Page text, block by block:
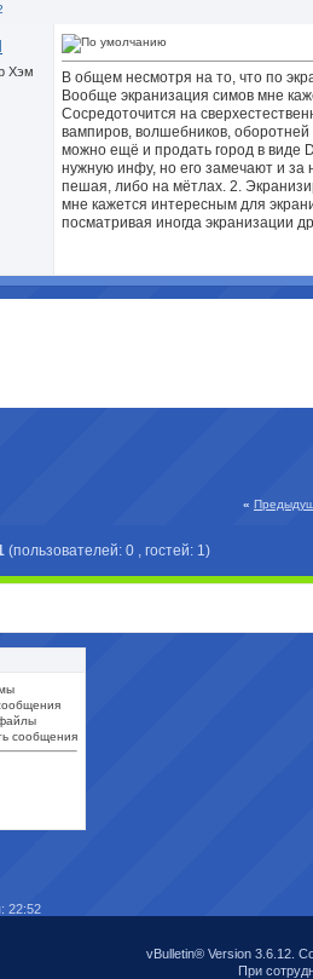
В общем несмотря на то, что по
Вообще экранизация симов мне
Сосредоточится на
вампиров, волшебников,
можно ещё и продать город в виде
нужную инфу, но его замечают и за
пешая, либо на мётлах. 2.
мне кажется интересным для
посматривая иногда экранизации
«
(пользователей: 0 , гостей: 1)
сообщения
22:52
vBulletin® Version 3.6.12.
При